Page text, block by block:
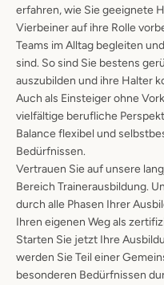
erfahren, wie Sie geeignete
Vierbeiner auf ihre Rolle
Teams im Alltag begleiten
sind. So sind Sie bestens
auszubilden und ihre Halter
Auch als Einsteiger ohne
vielfältige berufliche
Balance flexibel und
Bedürfnissen.
Vertrauen Sie auf unsere
Bereich Trainerausbildung.
durch alle Phasen Ihrer
Ihren eigenen Weg als
Starten Sie jetzt Ihre
werden Sie Teil einer
besonderen Bedürfnissen